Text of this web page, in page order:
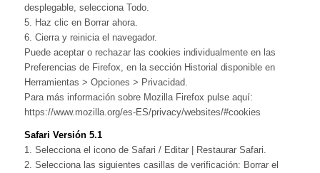
desplegable, selecciona Todo.
5. Haz clic en Borrar ahora.
6. Cierra y reinicia el navegador.
Puede aceptar o rechazar las cookies individualmente en las
Preferencias de Firefox, en la sección Historial disponible en
Herramientas > Opciones > Privacidad.
Para más información sobre Mozilla Firefox pulse aquí:
https://www.mozilla.org/es-ES/privacy/websites/#cookies
Safari Versión 5.1
1. Selecciona el icono de Safari / Editar | Restaurar Safari.
2. Selecciona las siguientes casillas de verificación: Borrar el